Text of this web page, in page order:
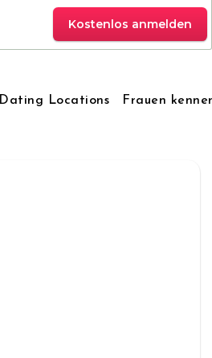
Kostenlos anmelden
Dating Locations Frauen